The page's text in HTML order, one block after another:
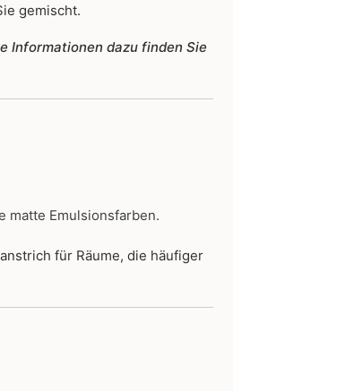
gemischt.
Informationen dazu finden Sie
matte Emulsionsfarben.
für Räume, die häufiger